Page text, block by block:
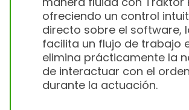
ofreciendo un control
directo sobre el software,
facilita un flujo de trabajo
elimina prácticamente la
de interactuar con el
durante la actuación.